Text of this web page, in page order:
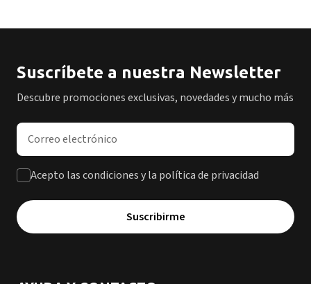
Suscríbete a nuestra Newsletter
Descubre promociones exclusivas, novedades y mucho más
Dirección de correo electrónico
Acepto las condiciones y la política de privacidad
Suscribirme